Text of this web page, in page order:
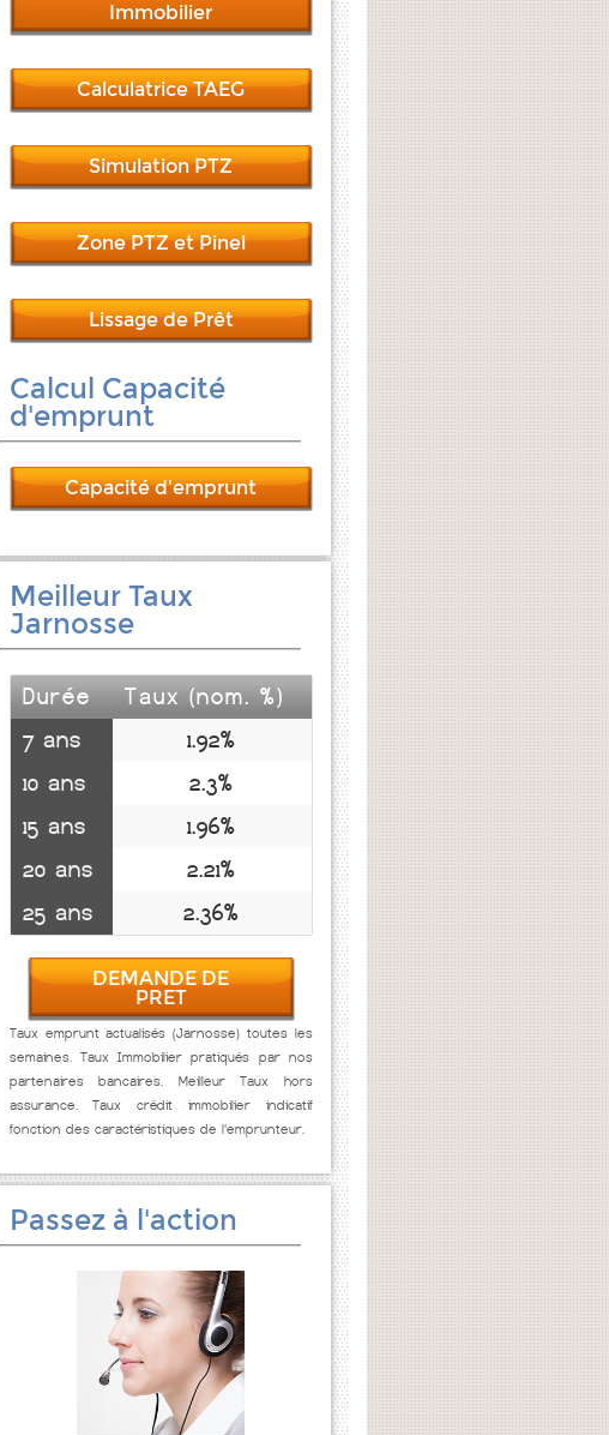
Immobilier
Calculatrice TAEG
Simulation PTZ
Zone PTZ et Pinel
Lissage de Prêt
Calcul Capacité
d'emprunt
Capacité d'emprunt
Meilleur Taux
Jarnosse
Durée
Taux (nom. %)
7 ans
1.92%
10 ans
2.3%
15 ans
1.96%
20 ans
2.21%
25 ans
2.36%
DEMANDE DE
PRET
Taux emprunt actualisés (Jarnosse) toutes les
semaines. Taux Immobilier pratiqués par nos
partenaires bancaires. Meilleur Taux hors
assurance. Taux crédit immobilier indicatif
fonction des caractéristiques de l'emprunteur.
Passez à l'action